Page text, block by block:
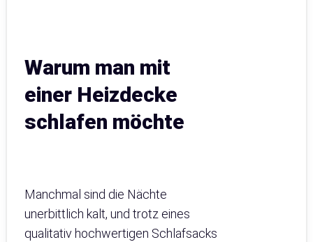
Warum man mit
einer Heizdecke
schlafen möchte
Manchmal sind die Nächte
unerbittlich kalt, und trotz eines
qualitativ hochwertigen Schlafsacks